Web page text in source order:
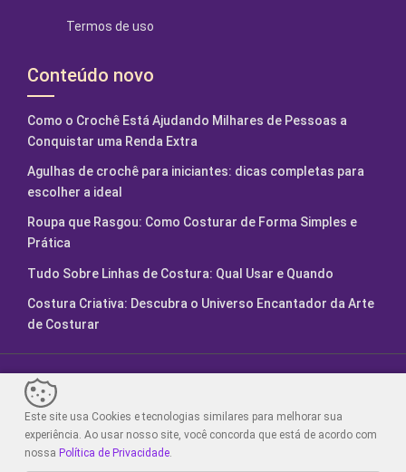
Termos de uso
Conteúdo novo
Como o Crochê Está Ajudando Milhares de Pessoas a
Conquistar uma Renda Extra
Agulhas de crochê para iniciantes: dicas completas para
escolher a ideal
Roupa que Rasgou: Como Costurar de Forma Simples e
Prática
Tudo Sobre Linhas de Costura: Qual Usar e Quando
Costura Criativa: Descubra o Universo Encantador da Arte
de Costurar
Este site usa Cookies e tecnologias similares para melhorar sua
experiência. Ao usar nosso site, você concorda que está de acordo com
nossa Política de Privacidade.
Sair da versão mobile